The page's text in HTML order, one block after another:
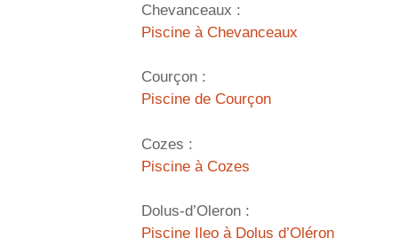
Chevanceaux :
Piscine à Chevanceaux
Courçon :
Piscine de Courçon
Cozes :
Piscine à Cozes
Dolus-d’Oleron :
Piscine Ileo à Dolus d’Oléron